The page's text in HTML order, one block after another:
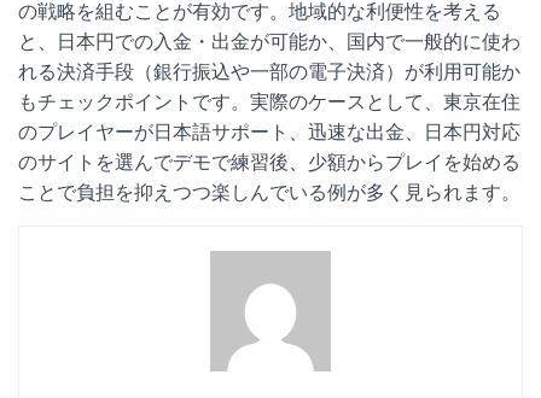
の戦略を組むことが有効です。地域的な利便性を考える
と、日本円での入金・出金が可能か、国内で一般的に使わ
れる決済手段（銀行振込や一部の電子決済）が利用可能か
もチェックポイントです。実際のケースとして、東京在住
のプレイヤーが日本語サポート、迅速な出金、日本円対応
のサイトを選んでデモで練習後、少額からプレイを始める
ことで負担を抑えつつ楽しんでいる例が多く見られます。